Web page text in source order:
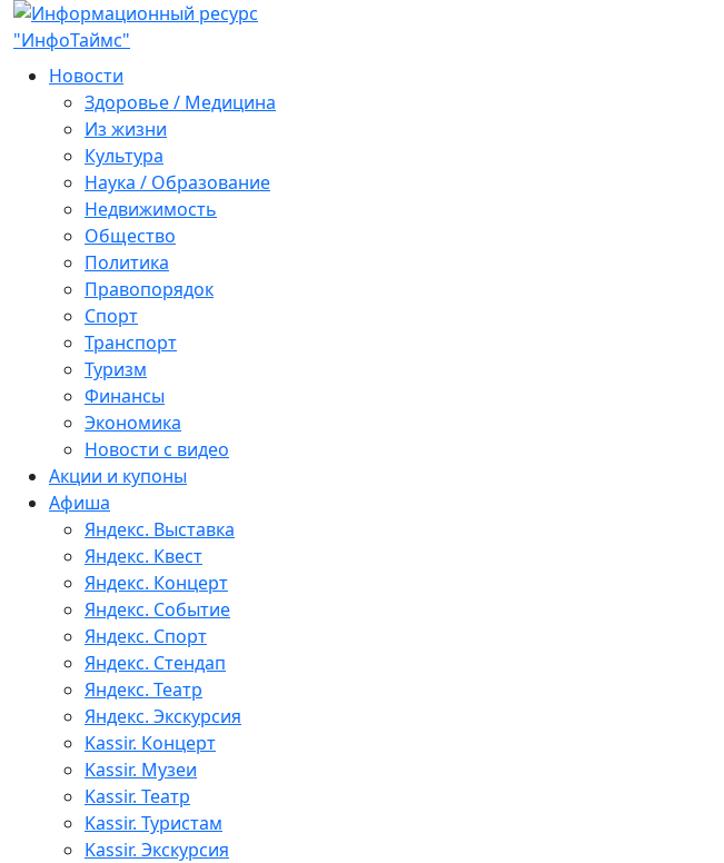
Новости
Здоровье / Медицина
Из жизни
Культура
Наука / Образование
Недвижимость
Общество
Политика
Правопорядок
Спорт
Транспорт
Туризм
Финансы
Экономика
Новости с видео
Акции и купоны
Афиша
Яндекс. Выставка
Яндекс. Квест
Яндекс. Концерт
Яндекс. Событие
Яндекс. Спорт
Яндекс. Стендап
Яндекс. Театр
Яндекс. Экскурсия
Kassir. Концерт
Kassir. Музеи
Kassir. Театр
Kassir. Туристам
Kassir. Экскурсия